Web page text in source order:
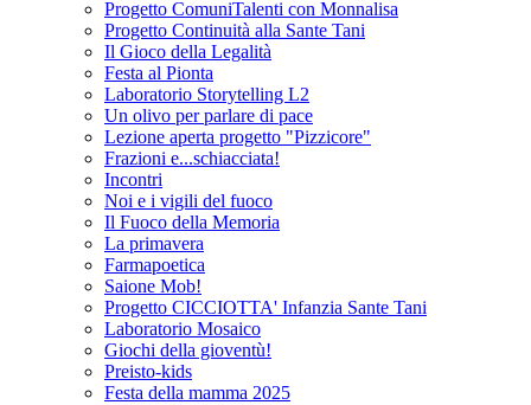
Progetto ComuniTalenti con Monnalisa
Progetto Continuità alla Sante Tani
Il Gioco della Legalità
Festa al Pionta
Laboratorio Storytelling L2
Un olivo per parlare di pace
Lezione aperta progetto "Pizzicore"
Frazioni e...schiacciata!
Incontri
Noi e i vigili del fuoco
Il Fuoco della Memoria
La primavera
Farmapoetica
Saione Mob!
Progetto CICCIOTTA' Infanzia Sante Tani
Laboratorio Mosaico
Giochi della gioventù!
Preisto-kids
Festa della mamma 2025